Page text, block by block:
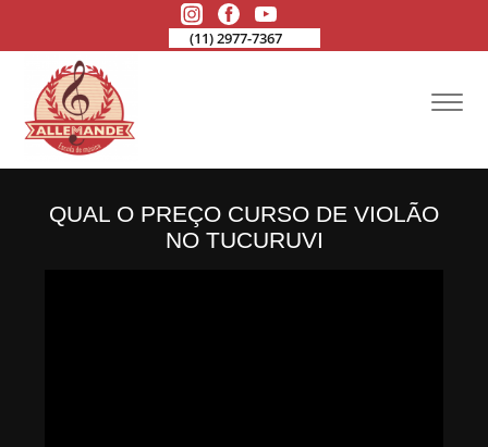
(11) 2977-7367
QUAL O PREÇO CURSO DE VIOLÃO
NO TUCURUVI